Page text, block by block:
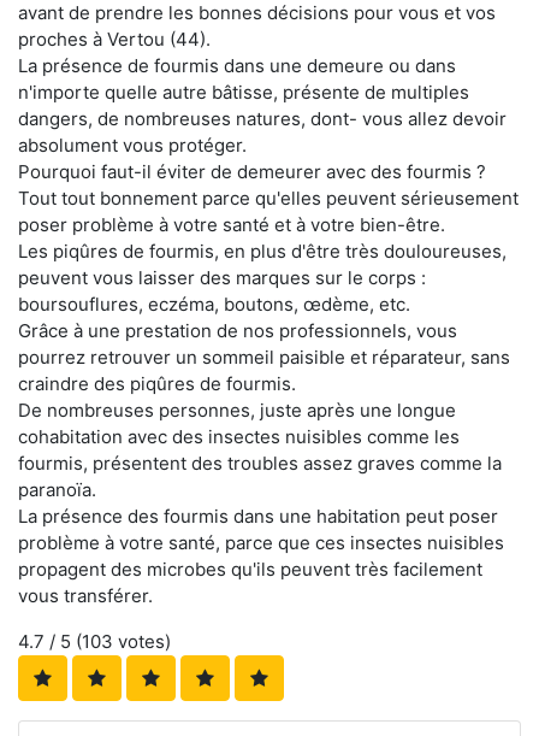
avant de prendre les bonnes décisions pour vous et vos
proches à Vertou (44).
La présence de fourmis dans une demeure ou dans
n'importe quelle autre bâtisse, présente de multiples
dangers, de nombreuses natures, dont- vous allez devoir
absolument vous protéger.
Pourquoi faut-il éviter de demeurer avec des fourmis ?
Tout tout bonnement parce qu'elles peuvent sérieusement
poser problème à votre santé et à votre bien-être.
Les piqûres de fourmis, en plus d'être très douloureuses,
peuvent vous laisser des marques sur le corps :
boursouflures, eczéma, boutons, œdème, etc.
Grâce à une prestation de nos professionnels, vous
pourrez retrouver un sommeil paisible et réparateur, sans
craindre des piqûres de fourmis.
De nombreuses personnes, juste après une longue
cohabitation avec des insectes nuisibles comme les
fourmis, présentent des troubles assez graves comme la
paranoïa.
La présence des fourmis dans une habitation peut poser
problème à votre santé, parce que ces insectes nuisibles
propagent des microbes qu'ils peuvent très facilement
vous transférer.
4.7 / 5 (103 votes)